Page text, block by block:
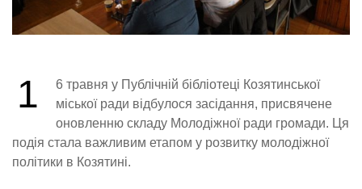
1
6 травня у Публічній бібліотеці Козятинської
міської ради відбулося засідання, присвячене
оновленню складу Молодіжної ради громади. Ця
подія стала важливим етапом у розвитку молодіжної
політики в Козятині.